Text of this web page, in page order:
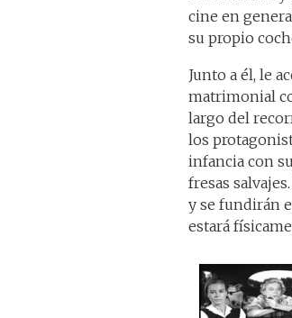
cine en
su propio
Junto a él, le
matrimonial
largo del
los
infancia con
fresas
y se fundirán
estará